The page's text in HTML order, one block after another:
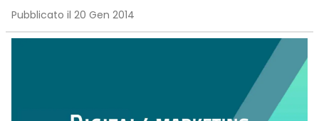
Pubblicato il 20 Gen 2014